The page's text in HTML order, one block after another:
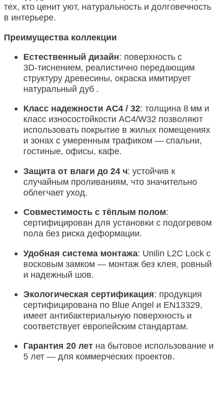
тех, кто ценит уют, натуральность и долговечность
в интерьере.
Преимущества коллекции
Естественный дизайн: поверхность с
3D‑тиснением, реалистично передающим
структуру древесины, окраска имитирует
натуральный дуб .
Класс надежности AC4 / 32: толщина 8 мм и
класс износостойкости AC4/W32 позволяют
использовать покрытие в жилых помещениях
и зонах с умеренным трафиком — спальни,
гостиные, офисы, кафе.
Защита от влаги до 24 ч: устойчив к
случайным проливаниям, что значительно
облегчает уход.
Совместимость с тёплым полом:
сертифицирован для установки с подогревом
пола без риска деформации.
Удобная система монтажа: Unilin L2C Lock с
восковым замком — монтаж без клея, ровный
и надежный шов.
Экологическая сертификация: продукция
сертифицирована по Blue Angel и EN13329,
имеет антибактериальную поверхность и
соответствует европейским стандартам.
Гарантия 20 лет на бытовое использование и
5 лет — для коммерческих проектов.